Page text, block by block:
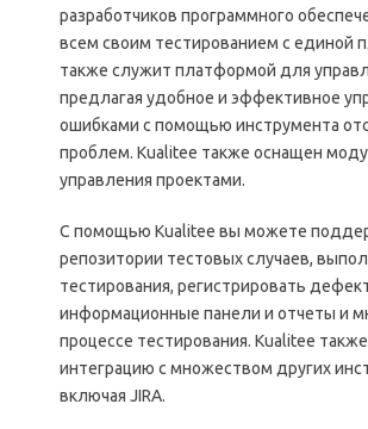
разработчиков программного
всем своим тестированием с единой
также служит платформой для
предлагая удобное и эффективное
ошибками с помощью инструмента
проблем. Kualitee также оснащен
управления проектами.
С помощью Kualitee вы можете
репозитории тестовых случаев,
тестирования, регистрировать
информационные панели и отчеты и
процессе тестирования. Kualitee
интеграцию с множеством других
включая JIRA.